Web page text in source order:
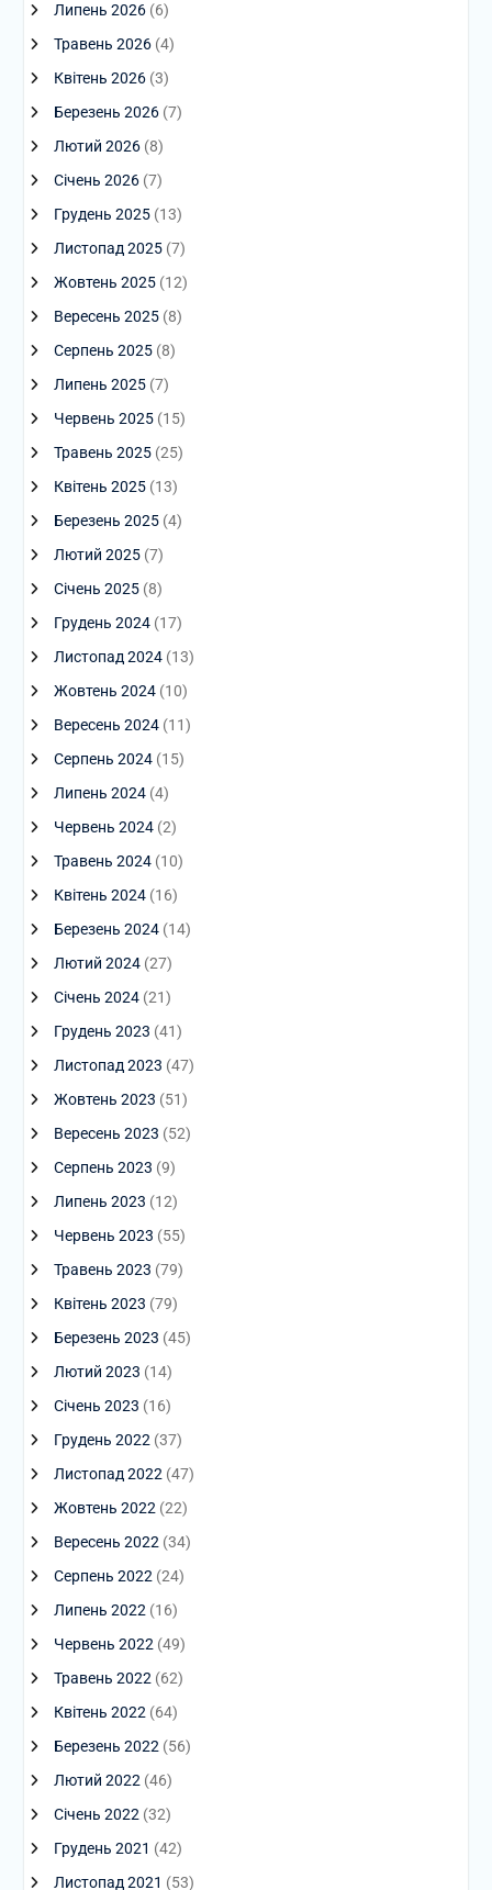
Липень 2026(6)
Травень 2026(4)
Квітень 2026(3)
Березень 2026(7)
Лютий 2026(8)
Січень 2026(7)
Грудень 2025(13)
Листопад 2025(7)
Жовтень 2025(12)
Вересень 2025(8)
Серпень 2025(8)
Липень 2025(7)
Червень 2025(15)
Травень 2025(25)
Квітень 2025(13)
Березень 2025(4)
Лютий 2025(7)
Січень 2025(8)
Грудень 2024(17)
Листопад 2024(13)
Жовтень 2024(10)
Вересень 2024(11)
Серпень 2024(15)
Липень 2024(4)
Червень 2024(2)
Травень 2024(10)
Квітень 2024(16)
Березень 2024(14)
Лютий 2024(27)
Січень 2024(21)
Грудень 2023 (41)
Листопад 2023 (47)
Жовтень 2023 (51)
Вересень 2023 (52)
Серпень 2023 (9)
Липень 2023 (12)
Червень 2023 (55)
Травень 2023 (79)
Квітень 2023 (79)
Березень 2023 (45)
Лютий 2023 (14)
Січень 2023 (16)
Грудень 2022 (37)
Листопад 2022 (47)
Жовтень 2022 (22)
Вересень 2022 (34)
Серпень 2022 (24)
Липень 2022 (16)
Червень 2022 (49)
Травень 2022 (62)
Квітень 2022 (64)
Березень 2022 (56)
Лютий 2022 (46)
Січень 2022 (32)
Грудень 2021 (42)
Листопад 2021 (53)